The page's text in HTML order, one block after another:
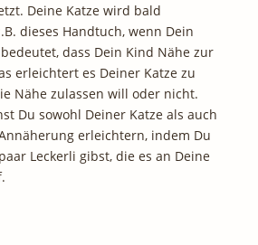
Deine Katze wird bald
dieses Handtuch, wenn Dein
dass Dein Kind Nähe zur
erleichtert es Deiner Katze zu
Nähe zulassen will oder nicht.
Du sowohl Deiner Katze als auch
erleichtern, indem Du
Leckerli gibst, die es an Deine